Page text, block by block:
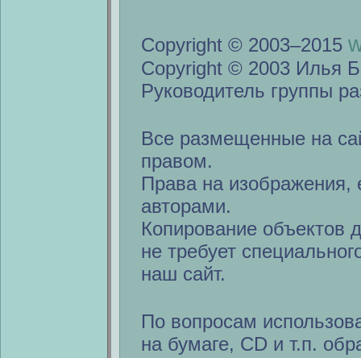
Copyright © 2003–2015
Copyright © 2003 Илья
Руководитель группы
Все размещенные на
правом.
Права на изображения,
авторами.
Копирование объектов
не требует
наш сайт.
По вопросам
на бумаге, CD и т.п.